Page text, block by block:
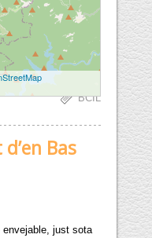
BCIL
Bas
just sota